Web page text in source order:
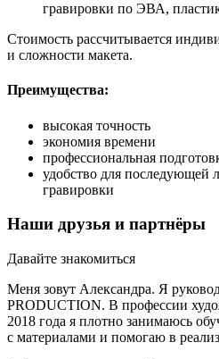
гравировки по ЭВА,
Стоимость рассчитывается
и сложности макета.
Преимущества:
высокая точность
экономия времени
профессиональная
удобство для последующей
гравировки
Наши друзья и партнёры
Давайте знакомиться
Меня зовут Александра. Я
PRODUCTION. В профессии
2018 года я плотно занимаюсь
с материалами и помогаю в